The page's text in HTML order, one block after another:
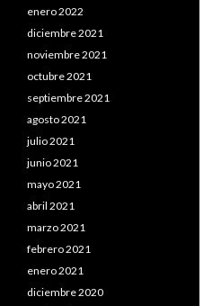
enero 2022
diciembre 2021
noviembre 2021
octubre 2021
septiembre 2021
agosto 2021
julio 2021
junio 2021
mayo 2021
abril 2021
marzo 2021
febrero 2021
enero 2021
diciembre 2020